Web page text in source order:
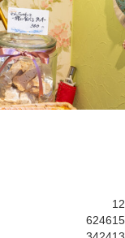
12
624615